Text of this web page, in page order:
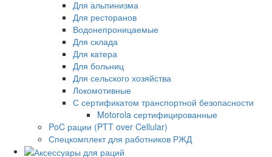
Для альпинизма
Для ресторанов
Водонепроницаемые
Для склада
Для катера
Для больниц
Для сельского хозяйства
Локомотивные
С сертификатом транспортной безопасности
Motorola сертифицированные
PoC рации (PTT over Cellular)
Спецкомплект для работников РЖД